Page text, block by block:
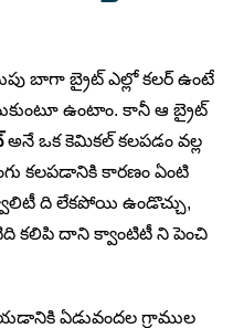
బాగా బ్రైట్ ఎల్లో కలర్ ఉంటే
ఉంటాం. కానీ ఆ బ్రైట్
అనే ఒక కెమికల్ కలపడం వల్ల
కలపడానికి కారణం ఏంటి
ది లేకపోయి ఉండొచ్చు,
కలిపి దాని క్వాంటిటీ ని పెంచి
ఏడువందల గ్రాముల